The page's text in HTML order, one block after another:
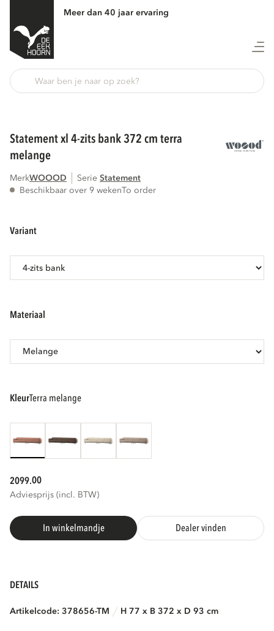
Meer dan 40 jaar ervaring
statement xl 4-zits bank 372 cm terra
melange
MerkWOOOD Serie
statement
Beschikbaar over 9 wekenTo order
variant
materiaal
kleur terra melange
2099.00
Adviesprijs (incl. BTW)
In winkelmandje Dealer vinden
DETAILS
Artikelcode: 378656-TM H 77 x B 372 x D 93 cm